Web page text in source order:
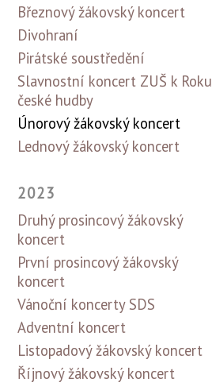
Březnový žákovský koncert
Divohraní
Pirátské soustředění
Slavnostní koncert ZUŠ k Roku
české hudby
Únorový žákovský koncert
Lednový žákovský koncert
2023
Druhý prosincový žákovský
koncert
První prosincový žákovský
koncert
Vánoční koncerty SDS
Adventní koncert
Listopadový žákovský koncert
Říjnový žákovský koncert